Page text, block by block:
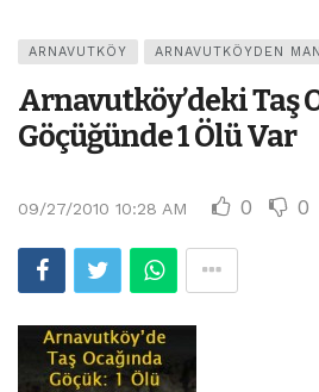
ARNAVUTKÖY ARNAVUTKÖYDEN
Arnavutköy’deki Taş
Göçüğünde 1 Ölü Var
09/27/2010 10:28 AM 0 0